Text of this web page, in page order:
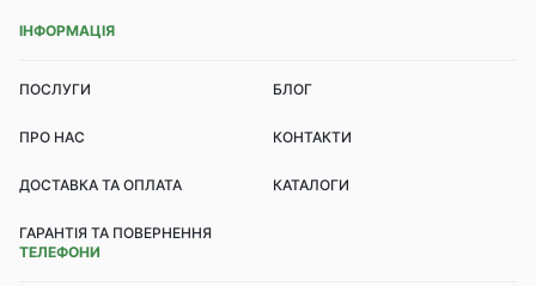
ІНФОРМАЦІЯ
ПОСЛУГИ БЛОГ
ПРО НАС КОНТАКТИ
ДОСТАВКА ТА ОПЛАТА КАТАЛОГИ
ГАРАНТІЯ ТА ПОВЕРНЕННЯ
ТЕЛЕФОНИ